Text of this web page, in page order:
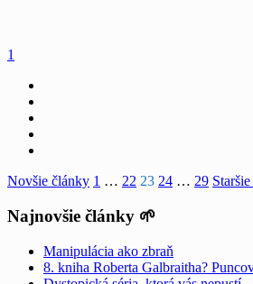
1
Stránkovanie
príspevkov
Novšie články 1 … 22 23 24 … 29
Najnovšie články 🌱
Manipulácia ako zbraň
8. kniha Roberta Galbraitha?